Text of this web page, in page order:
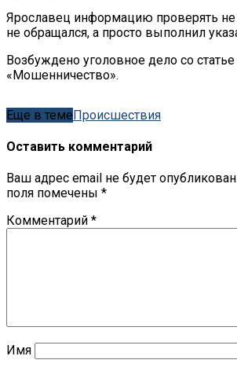
Ярославец информацию проверять
не обращался, а просто выполнил
Возбуждено уголовное дело со статье
«Мошенничество».
Еще в темеПроисшествия
Оставить комментарий
Ваш адрес email не будет опубликован.
поля помечены *
Комментарий *
Имя